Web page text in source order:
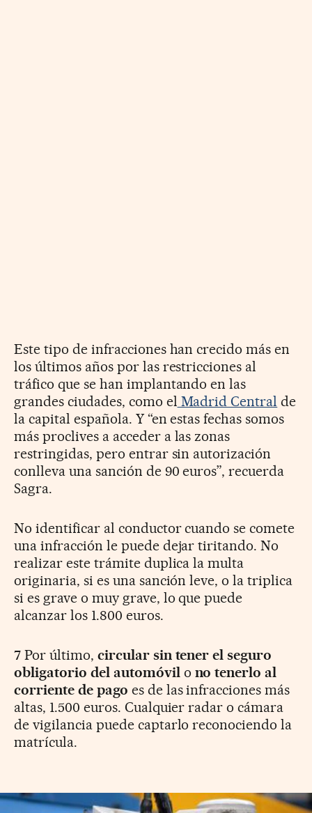
Este tipo de infracciones han crecido más en
los últimos años por las restricciones al
tráfico que se han implantando en las
grandes ciudades, como el Madrid Central de
la capital española. Y “en estas fechas somos
más proclives a acceder a las zonas
restringidas, pero entrar sin autorización
conlleva una sanción de 90 euros”, recuerda
Sagra.
No identificar al conductor cuando se comete
una infracción le puede dejar tiritando. No
realizar este trámite duplica la multa
originaria, si es una sanción leve, o la triplica
si es grave o muy grave, lo que puede
alcanzar los 1.800 euros.
7Por último, circular sin tener el seguro
obligatorio del automóvilo no tenerlo al
corriente de pago es de las infracciones más
altas, 1.500 euros. Cualquier radar o cámara
de vigilancia puede captarlo reconociendo la
matrícula.